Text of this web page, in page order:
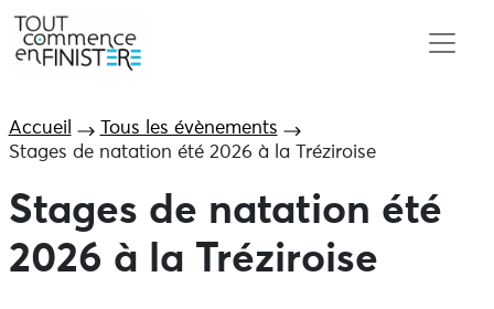
Accueil
Tous les évènements
Stages de natation été 2026 à la Tréziroise
Stages de natation été
2026 à la Tréziroise